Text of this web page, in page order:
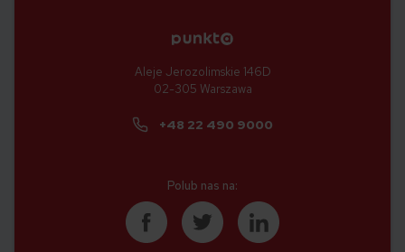
Aleje Jerozolimskie 146D
02-305 Warszawa
+48 22 490 9000
Polub nas na: